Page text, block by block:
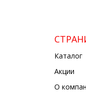
Каталог
Акции
О